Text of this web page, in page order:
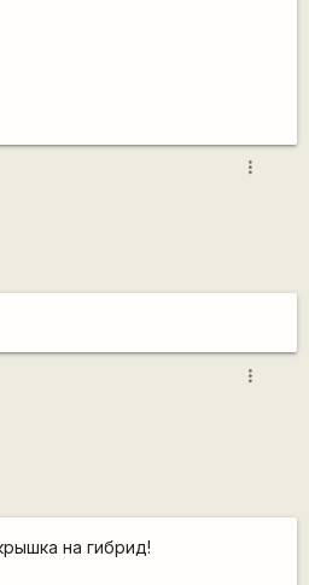
more_vert
more_vert
на гибрид!